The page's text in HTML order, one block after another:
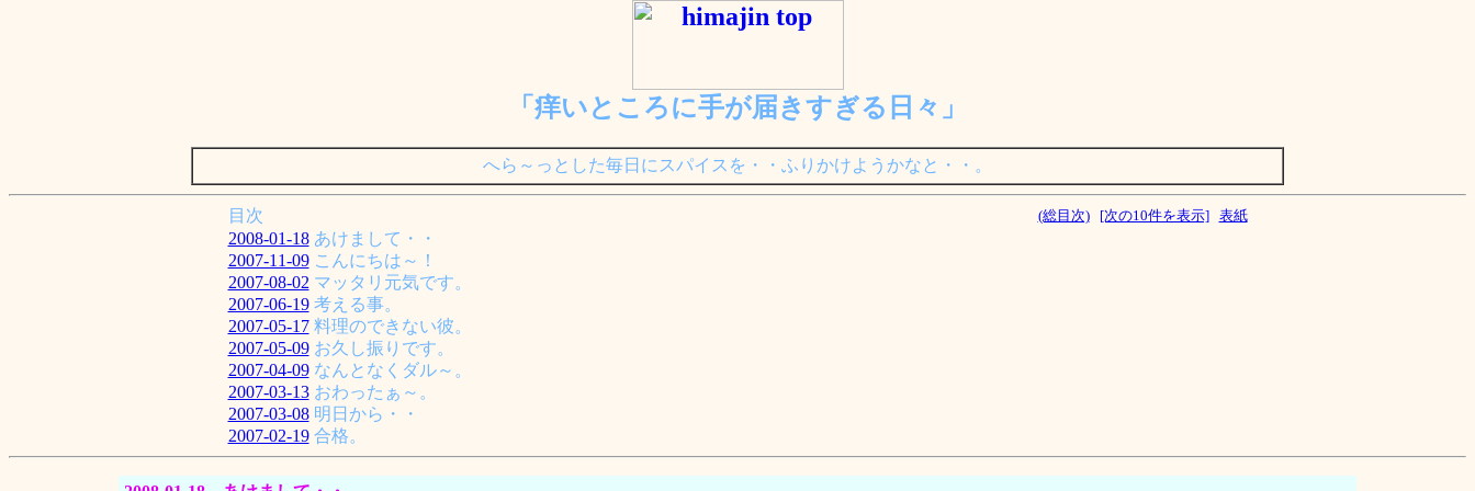
「痒いところに手が届きすぎる日々」
へら～っとした毎日にスパイスを・・ふりかけようかなと・・。
目次 (総目次) [次の10件を表示] 表紙
2008-01-18あけまして・・
2007-11-09こんにちは～！
2007-08-02 マッタリ元気です。
2007-06-19考える事。
2007-05-17料理のできない彼。
2007-05-09お久し振りです。
2007-04-09なんとなくダル～。
2007-03-13おわったぁ～。
2007-03-08明日から・・
2007-02-19合格。